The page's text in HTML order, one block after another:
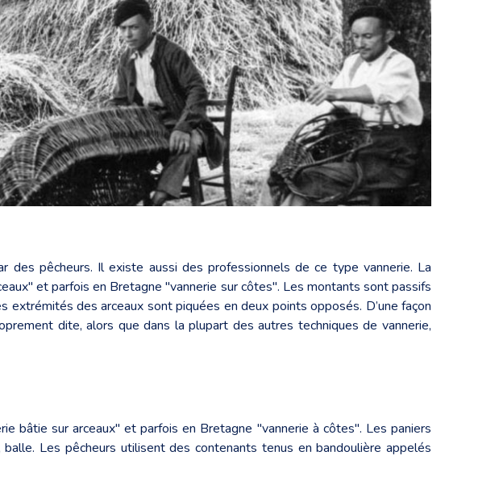
des pêcheurs. Il existe aussi des professionnels de ce type vannerie. La
et parfois en Bretagne "vannerie sur côtes". Les montants sont passifs
des arceaux sont piquées en deux points opposés. D’une façon
dite, alors que dans la plupart des autres techniques de vannerie,
bâtie sur arceaux" et parfois en Bretagne "vannerie à côtes". Les paniers
Les pêcheurs utilisent des contenants tenus en bandoulière appelés